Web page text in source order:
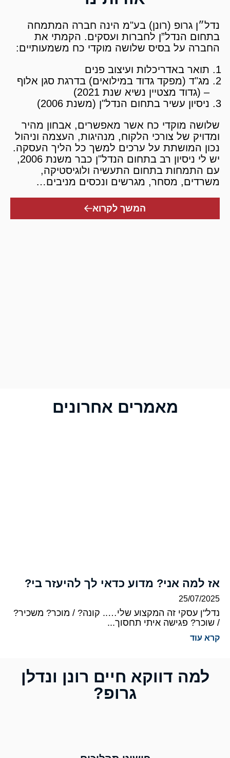
נדל״ן גרופ (רונן) בע"מ הינה חברה המתמחה
בתחום הנדל”ן לחברות ועסקים. הקמתי את
החברה על בסיס שלושה מוקדי כח משמעותיים:
תואר באדריכלות ועיצוב פנים
מג"ד (מפקד גדוד במילואים) בדרגת סגן אלוף
– (גדוד מצטיין נשיא שנת 2021)
ניסיון עשיר בתחום הנדל"ן (משנת 2006)
שלושה מוקדי כח אשר מאפשרים, אבחון מהיר
ומדויק של צורכי הלקוח, מנהיגות, העצמה וניהול
נכון המושתת על ערכים למשך כל הליך העסקה.
יש לי ניסיון רב בתחום הנדל"ן כבר משנת 2006,
עם התמחות בתחום התעשיה ולוגיסטיקה,
משרדים, מסחר, מגרשים ונכסים מניבים…
המשך לקרוא
מאמרים אחרונים
אז למה אני? מדוע כדאי לך להיעזר בי?
25/07/2025
נדל"ן עסקי זה המקצוע שלי….. קונה? / מוכר? משכיר?
/ שוכר? פגישה איתי תחסוך...
קרא עוד
למה דווקא חיים רונן ונדלן
גרופ?